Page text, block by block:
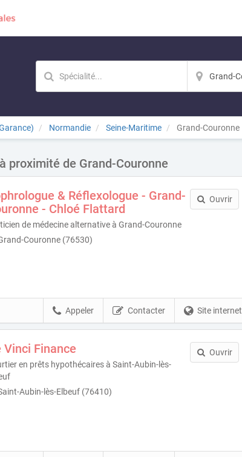
Normandie Seine-Maritime Grand-Couronne
proximité de Grand-Couronne
& Réflexologue - Grand-
- Chloé Flattard
de médecine alternative à Grand-Couronne
Couronne (76530)
Ouvrir
Site internet
Contacter
Appeler
Vinci Finance
en prêts hypothécaires à Saint-Aubin-lès-
Aubin-lès-Elbeuf (76410)
Ouvrir